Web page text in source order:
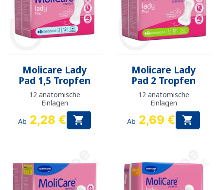
Molicare Lady
Pad 1,5 Tropfen
12 anatomische
Einlagen
Ab 2,28 € 
Molicare Lady
Pad 2 Tropfen
12 anatomische
Einlagen
Ab 2,69 € 